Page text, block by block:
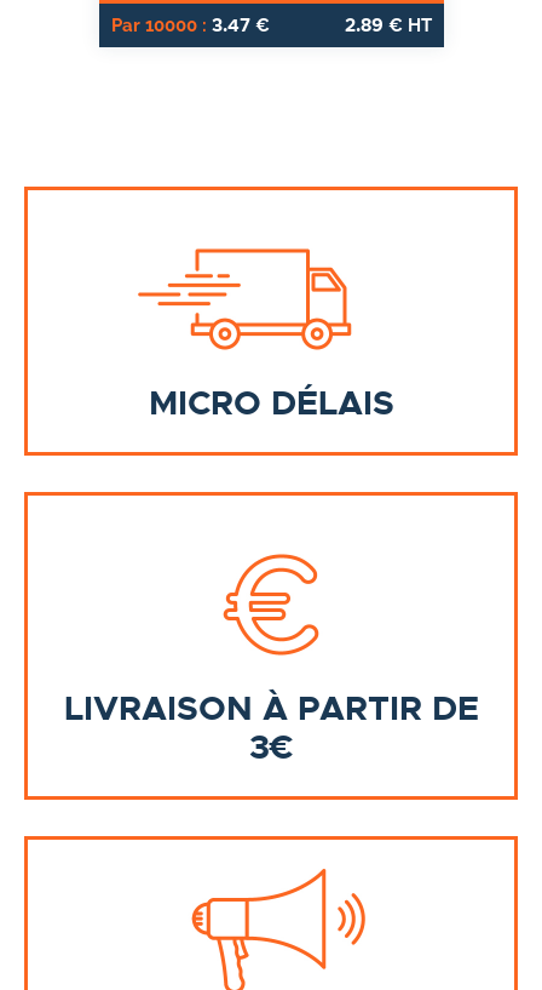
Par 10000 : 3.47€ 2.89 € HT
MICRO DÉLAIS
LIVRAISON À PARTIR DE
3€